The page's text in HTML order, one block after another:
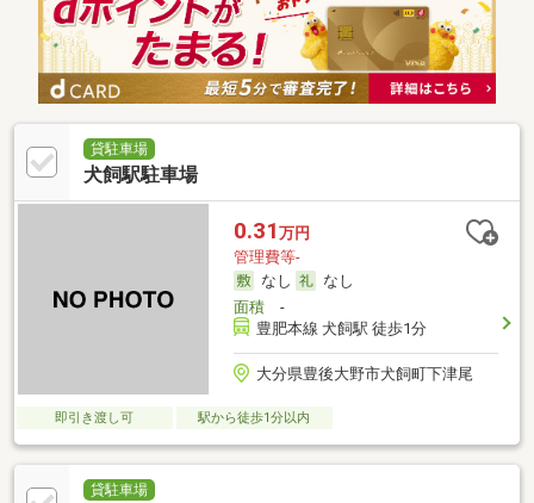
貸駐車場
犬飼駅駐車場
0.31 万円
管理費等-
なし
なし
面積-
豊肥本線 犬飼駅 徒歩1分
大分県豊後大野市犬飼町下津尾
即引き渡し可 駅から徒歩1分以内
貸駐車場